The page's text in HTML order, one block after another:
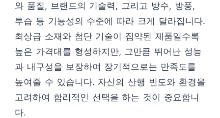
와 품질, 브랜드의 기술력, 그리고 방수, 방풍,
투습 등 기능성의 수준에 따라 크게 달라집니다.
최상급 소재와 첨단 기술이 집약된 제품일수록
높은 가격대를 형성하지만, 그만큼 뛰어난 성능
과 내구성을 보장하여 장기적으로는 만족도를
높여줄 수 있습니다. 자신의 산행 빈도와 환경을
고려하여 합리적인 선택을 하는 것이 중요합니
다.